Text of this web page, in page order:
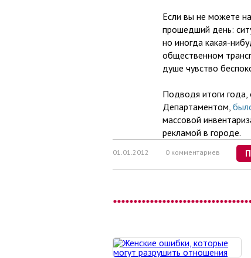
Если вы не можете
прошедший день:
но иногда какая-
общественном
душе чувство
Подводя итоги
Департаментом,
массовой
рекламой в городе.
01.01.2012 0 комментариев